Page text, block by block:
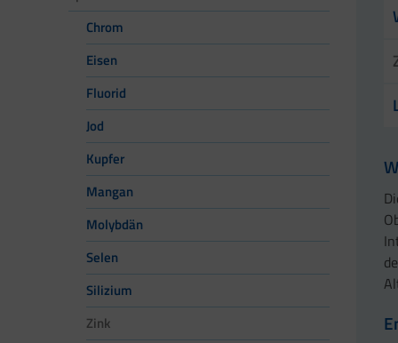
Chrom
Eisen
Fluorid
Jod
Kupfer
Mangan
Molybdän
Selen
Silizium
Zink